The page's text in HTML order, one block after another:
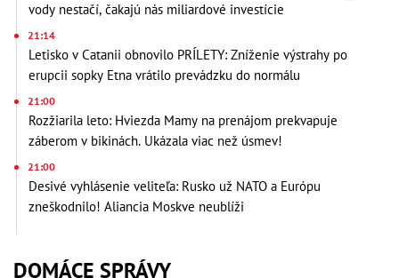
vody nestačí, čakajú nás miliardové investície
21:14
Letisko v Catanii obnovilo PRÍLETY: Zníženie výstrahy po
erupcii sopky Etna vrátilo prevádzku do normálu
21:00
Rozžiarila leto: Hviezda Mamy na prenájom prekvapuje
záberom v bikinách. Ukázala viac než úsmev!
21:00
Desivé vyhlásenie veliteľa: Rusko už NATO a Európu
zneškodnilo! Aliancia Moskve neublíži
DOMÁCE SPRÁVY